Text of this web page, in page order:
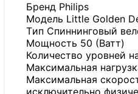
Бренд Philips
Модель Little Golden
Tип Спиннинговый
Мощность 50 (Ватт)
Количество уровней
Максимальная
Максимальная